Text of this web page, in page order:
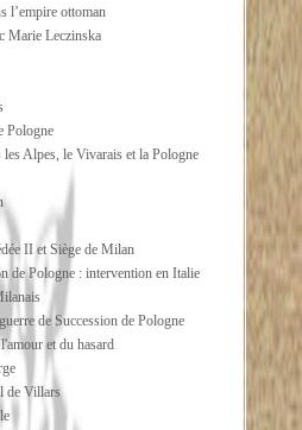
l’empire ottoman
Marie Leczinska
Pologne
Alpes, le Vivarais et la Pologne
II et Siège de Milan
de Pologne : intervention en Italie
de Succession de Pologne
et du hasard
de Villars